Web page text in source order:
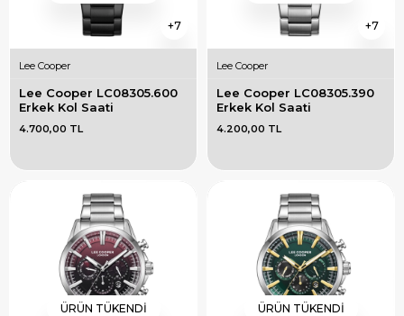
7
Lee Cooper
Lee Cooper LC08305.600
Erkek Kol Saati
4.700,00 TL
7
Lee Cooper
Lee Cooper LC08305.390
Erkek Kol Saati
4.200,00 TL
ÜRÜN TÜKENDI ÜRÜN TÜKENDI